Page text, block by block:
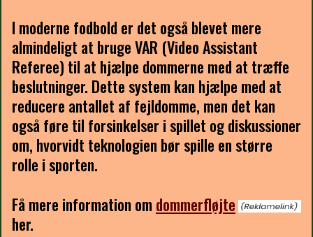
I moderne fodbold er det også blevet mere
almindeligt at bruge VAR (Video Assistant
Referee) til at hjælpe dommerne med at træffe
beslutninger. Dette system kan hjælpe med at
reducere antallet af fejldomme, men det kan
også føre til forsinkelser i spillet og diskussioner
om, hvorvidt teknologien bør spille en større
rolle i sporten.
Få mere information om dommerfløjte
her.